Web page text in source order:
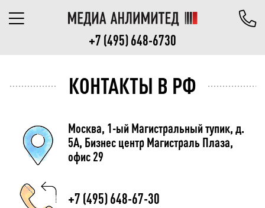
+7 (495) 648-6730
КОНТАКТЫ В РФ
Москва, 1-ый Магистральный тупик, д.
5А, Бизнес центр Магистраль Плаза,
офис 29
+7 (495) 648-67-30